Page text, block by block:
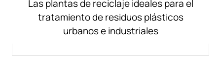
Las plantas de reciclaje ideales para el
tratamiento de residuos plásticos
urbanos e industriales